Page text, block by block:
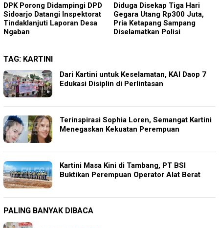
Diduga Disekap Tiga Hari
Gegara Utang Rp300 Juta,
Pria Ketapang Sampang
Diselamatkan Polisi
Kanwil Kemenkum Bali
Semarakkan Hari
Pengayoman ke-81
TAG: KARTINI
Dari Kartini untuk Keselamatan, KAI Daop 7
Edukasi Disiplin di Perlintasan
Terinspirasi Sophia Loren, Semangat Kartini
Menegaskan Kekuatan Perempuan
Kartini Masa Kini di Tambang, PT BSI
Buktikan Perempuan Operator Alat Berat
PALING BANYAK DIBACA